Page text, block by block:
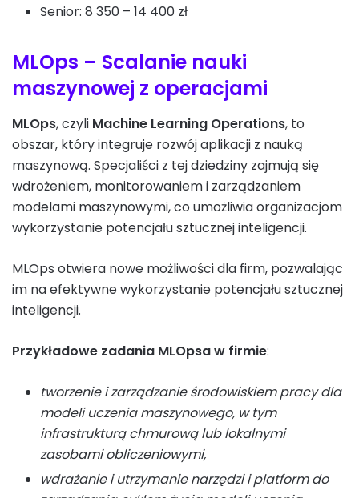
Senior: 8 350 – 14 400 zł
MLOps – Scalanie nauki
maszynowej z operacjami
MLOps, czyli Machine Learning Operations, to
obszar, który integruje rozwój aplikacji z nauką
maszynową. Specjaliści z tej dziedziny zajmują się
wdrożeniem, monitorowaniem i zarządzaniem
modelami maszynowymi, co umożliwia organizacjom
wykorzystanie potencjału sztucznej inteligencji.
MLOps otwiera nowe możliwości dla firm, pozwalając
im na efektywne wykorzystanie potencjału sztucznej
inteligencji.
Przykładowe zadania MLOpsa w firmie:
tworzenie i zarządzanie środowiskiem pracy dla
modeli uczenia maszynowego, w tym
infrastrukturą chmurową lub lokalnymi
zasobami obliczeniowymi,
wdrażanie i utrzymanie narzędzi i platform do